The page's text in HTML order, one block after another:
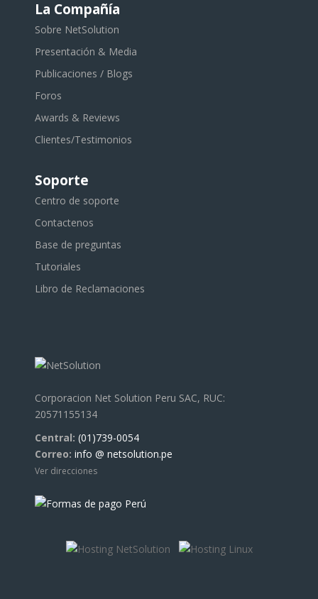
La Compañía
Sobre NetSolution
Presentación & Media
Publicaciones / Blogs
Foros
Awards & Reviews
Clientes/Testimonios
Soporte
Centro de soporte
Contactenos
Base de preguntas
Tutoriales
Libro de Reclamaciones
Corporacion Net Solution Peru SAC, RUC:
20571155134
Central: (01)739-0054
Correo: info @ netsolution.pe
Ver direcciones